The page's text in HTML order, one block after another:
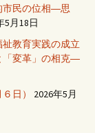
市民の位相―思
5月18日
教育実践の成立
「変革」の相克―
日）
2026年5月